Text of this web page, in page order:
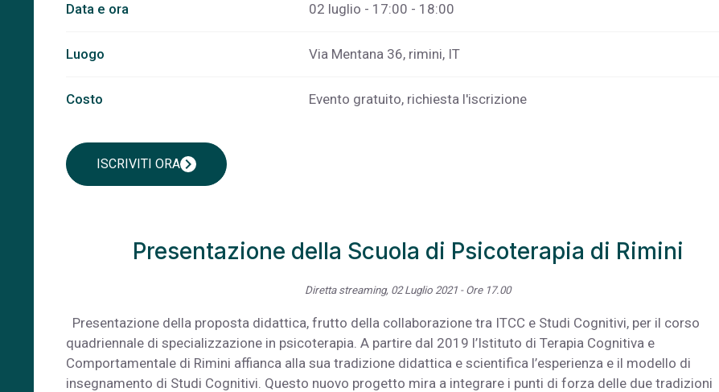
Data e ora 02 luglio - 17:00 - 18:00
Luogo Via Mentana 36, rimini, IT
Costo Evento gratuito, richiesta l'iscrizione
ISCRIVITI ORAchevron_right
Presentazione della Scuola di Psicoterapia di Rimini
Diretta streaming, 02 Luglio 2021 - Ore 17.00
Presentazione della proposta didattica, frutto della collaborazione tra ITCC e Studi Cognitivi, per il corso
quadriennale di specializzazione in psicoterapia. A partire dal 2019 l’Istituto di Terapia Cognitiva e
Comportamentale di Rimini affianca alla sua tradizione didattica e scientifica l’esperienza e il modello di
insegnamento di Studi Cognitivi. Questo nuovo progetto mira a integrare i punti di forza delle due tradizioni